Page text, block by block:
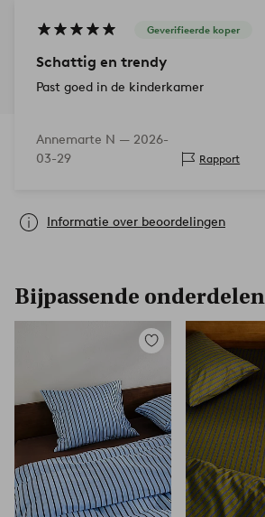
Geverifieerde koper
Schattig en trendy
Past goed in de kinderkamer
Annemarte N — 2026-
03-29
Rapport
Informatie over beoordelingen
Bijpassende onderdelen
Toevoegen
favorieten